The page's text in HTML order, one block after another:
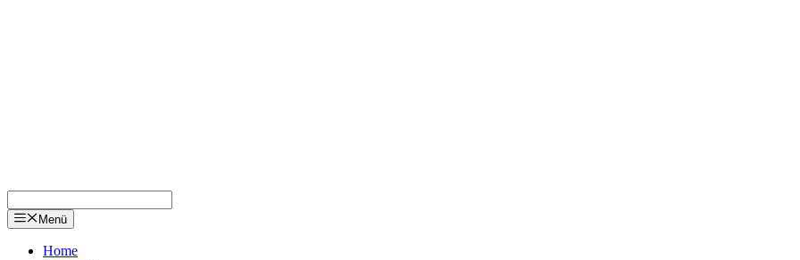
Menü
Home